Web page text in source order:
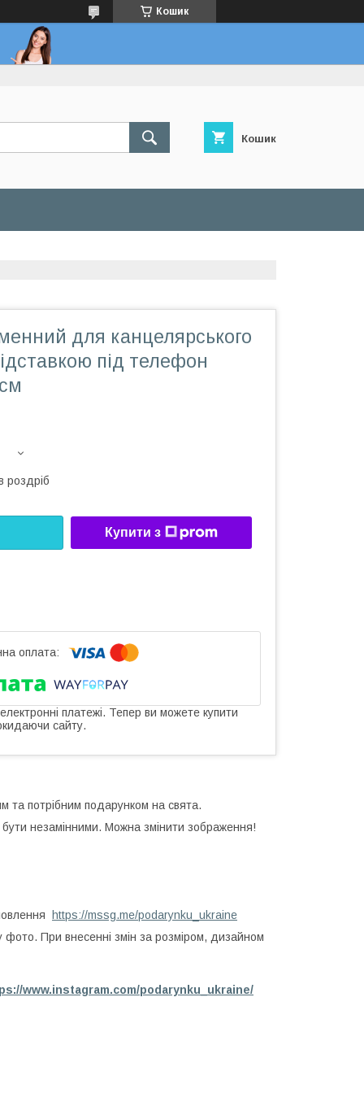
Кошик
Кошик
для канцелярського
під телефон
роздріб
Купити з
платежі. Тепер ви можете купити
сайту.
та потрібним подарунком на свята.
бути незамінними. Можна змінити зображення!
https://mssg.me/podarynku_ukraine
фото. При внесенні змін за розміром, дизайном
www.instagram.com/podarynku_ukraine/